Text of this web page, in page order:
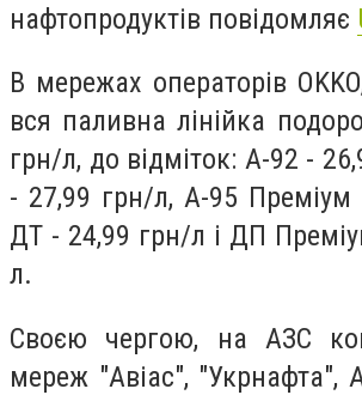
нафтопродуктів повідомляє
В мережах операторів
вся паливна лінійка
грн/л, до відміток: А-92 -
- 27,99 грн/л, А-95 Преміум
ДТ - 24,99 грн/л і ДП
л.
Своєю чергою, на АЗС
мереж "Авіас", "Укрнафта",